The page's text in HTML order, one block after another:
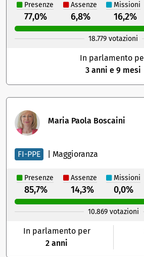
Presenze Assenze Missioni
77,0% 6,8% 16,2%
18.779 votazioni
In parlamento
3 anni e 9 mesi
Maria Paola Boscaini
FI-PPE Maggioranza
Presenze Assenze Missioni
85,7% 14,3% 0,0%
10.869 votazioni
In parlamento per
2 anni